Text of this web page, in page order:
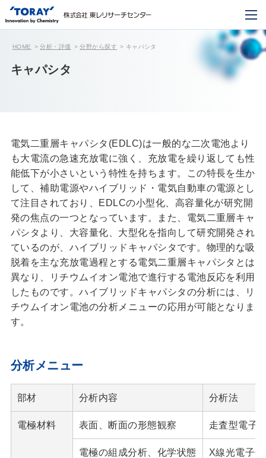
HOME 分析・評価 分野から探す キャパシタ
キャパシタ
電気二重層キャパシタ(EDLC)は一般的な二次電池より
も大電流の急速充放電に強く、充放電を繰り返しても性
能低下が小さいという特性を持ちます。この特長を生か
して、補助電源やハイブリッド・電気自動車の電源とし
て注目されており、EDLCの小型化、高容量化が研究開
発の焦点の一つとなっています。また、電気二重層キャ
パシタより、大容量化、大型化を指向して研究開発され
ているのが、ハイブリッドキャパシタです。物理的な吸
脱着を主な充放電過程とする電気二重層キャパシタとは
異なり、リチウムイオン電池で進行する電池反応を利用
したものです。ハイブリッドキャパシタの分析には、リ
チウムイオン電池の分析メニューの応用が可能となりま
す。
分析メニュー
部材 分析内容 分析法
電極材料 表面、断面の形態観察 走査型電子
電極の組成分析、化学状態
X線光電子